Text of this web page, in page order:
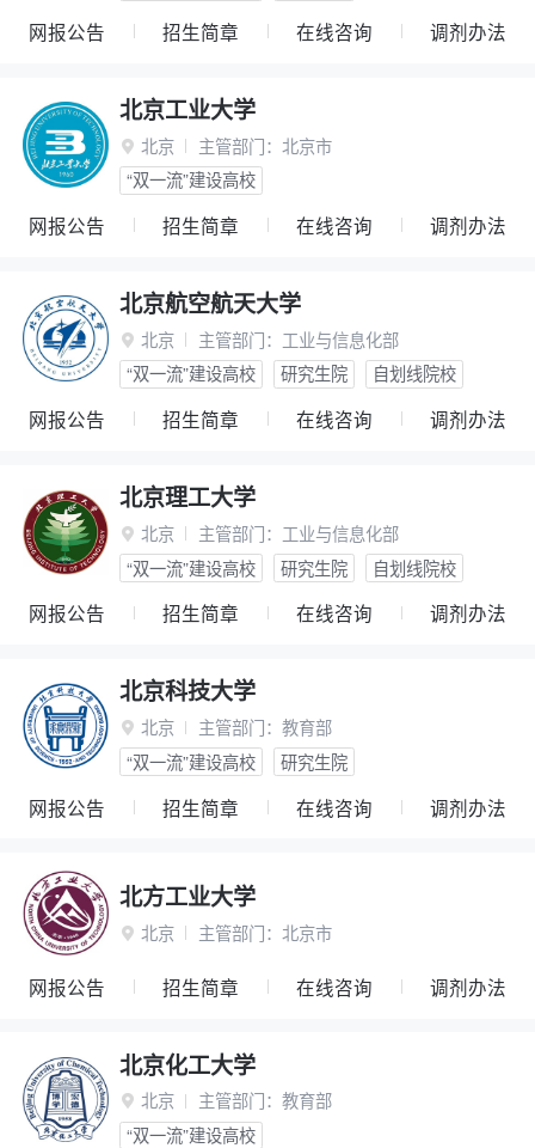
网报公告 招生简章 在线咨询 调剂办法
北京工业大学
 北京 主管部门： 北京市
“双一流”建设高校
网报公告 招生简章 在线咨询 调剂办法
北京航空航天大学
 北京 主管部门： 工业与信息化部
“双一流”建设高校
研究生院 自划线院校
网报公告 招生简章 在线咨询 调剂办法
北京理工大学
 北京 主管部门： 工业与信息化部
“双一流”建设高校
研究生院 自划线院校
网报公告 招生简章 在线咨询 调剂办法
北京科技大学
 北京 主管部门： 教育部
“双一流”建设高校
研究生院
网报公告 招生简章 在线咨询 调剂办法
北方工业大学
 北京 主管部门： 北京市
网报公告 招生简章 在线咨询 调剂办法
北京化工大学
 北京 主管部门： 教育部
“双一流”建设高校